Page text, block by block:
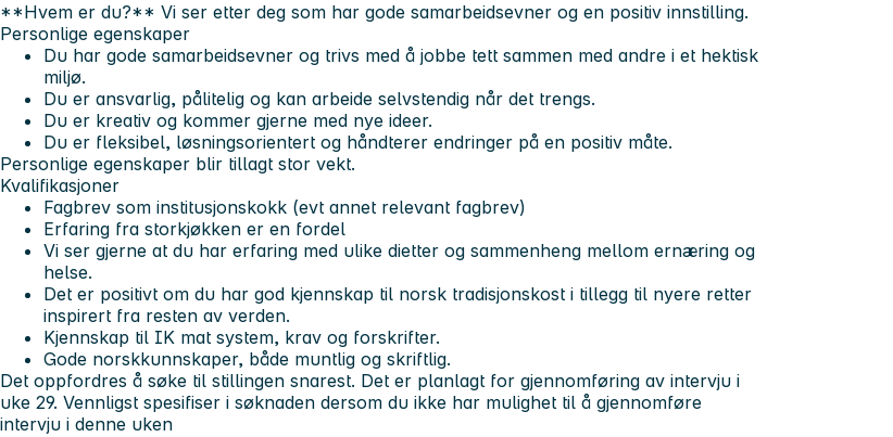
**Hvem er du?** Vi ser etter deg som har gode samarbeidsevner og en positiv innstilling.
Personlige egenskaper
Du har gode samarbeidsevner og trivs med å jobbe tett sammen med andre i et hektisk
miljø.
Du er ansvarlig, pålitelig og kan arbeide selvstendig når det trengs.
Du er kreativ og kommer gjerne med nye ideer.
Du er fleksibel, løsningsorientert og håndterer endringer på en positiv måte.
Personlige egenskaper blir tillagt stor vekt.
Kvalifikasjoner
Fagbrev som institusjonskokk (evt annet relevant fagbrev)
Erfaring fra storkjøkken er en fordel
Vi ser gjerne at du har erfaring med ulike dietter og sammenheng mellom ernæring og
helse.
Det er positivt om du har god kjennskap til norsk tradisjonskost i tillegg til nyere retter
inspirert fra resten av verden.
Kjennskap til IK mat system, krav og forskrifter.
Gode norskkunnskaper, både muntlig og skriftlig.
Det oppfordres å søke til stillingen snarest. Det er planlagt for gjennomføring av intervju i
uke 29. Vennligst spesifiser i søknaden dersom du ikke har mulighet til å gjennomføre
intervju i denne uken